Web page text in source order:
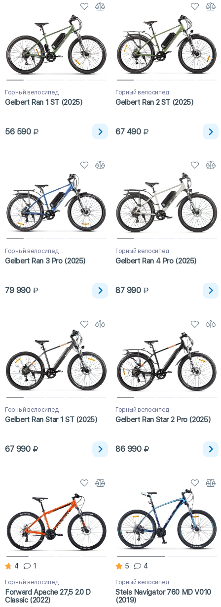
Горный велосипед
Gelbert Ran 1 ST (2025)
56 590
Горный велосипед
Gelbert Ran 2 ST (2025)
67 490
Горный велосипед
Gelbert Ran 3 Pro (2025)
79 990
Горный велосипед
Gelbert Ran 4 Pro (2025)
87 990
Горный велосипед
Gelbert Ran Star 1 ST (2025)
67 990
Горный велосипед
Gelbert Ran Star 2 Pro (2025)
86 990
4 1
Горный велосипед
Forward Apache 27,5 2.0 D
Classic (2022)
5 4
Горный велосипед
Stels Navigator 760 MD V010
(2019)